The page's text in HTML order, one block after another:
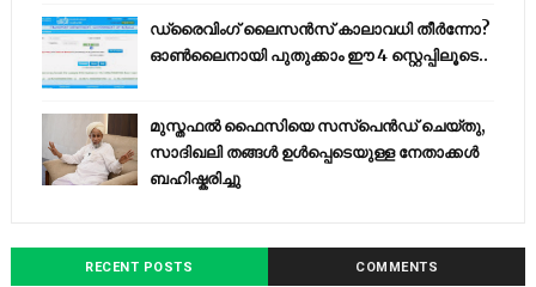
ഡ്രൈവിംഗ് ലൈസൻസ് കാലാവധി തീർന്നോ?
ഓൺലൈനായി പുതുക്കാം ഈ 4 സ്റ്റെപ്പിലൂടെ..
മുസ്തഫൽ ഫൈസിയെ സസ്‌പെൻഡ് ചെയ്തു,
സാദിഖലി തങ്ങൾ ഉൾപ്പെടെയുള്ള നേതാക്കൾ
ബഹിഷ്കരിച്ചു
RECENT POSTS COMMENTS